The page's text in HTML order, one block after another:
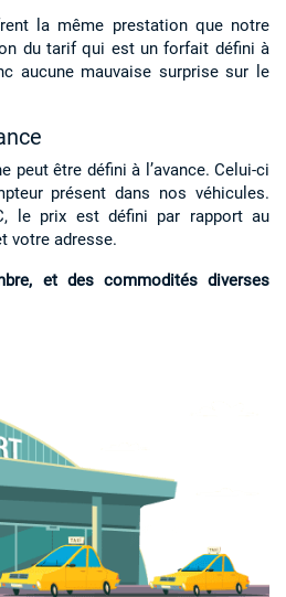
la même prestation que notre
du tarif qui est un forfait défini à
aucune mauvaise surprise sur le
peut être défini à l’avance. Celui-ci
présent dans nos véhicules.
le prix est défini par rapport au
votre adresse.
et des commodités diverses